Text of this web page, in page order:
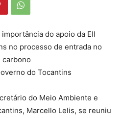
do apoio da EII
no processo de entrada no
carbono
do Tocantins
do Meio Ambiente e
Marcello Lelis, se reuniu